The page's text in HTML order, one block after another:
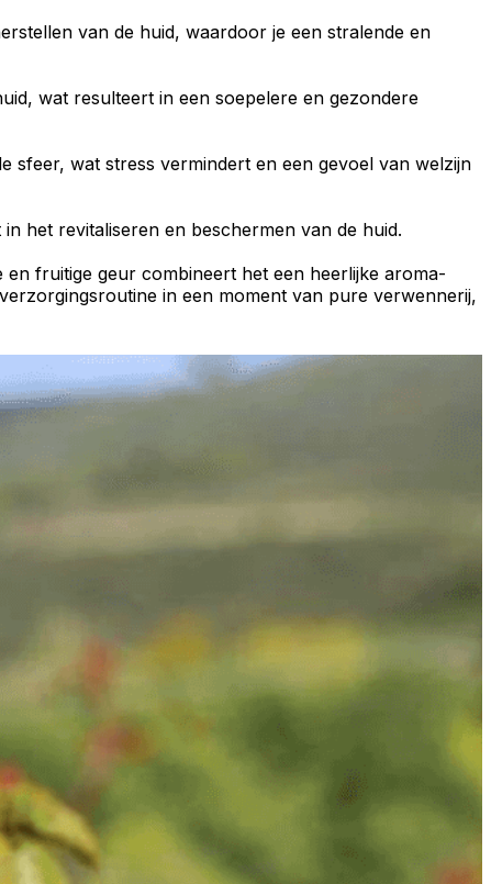
van de huid, waardoor je een stralende en
, wat resulteert in een soepelere en gezondere
sfeer, wat stress vermindert en een gevoel van welzijn
het revitaliseren en beschermen van de huid.
en fruitige geur combineert het een heerlijke aroma-
in een moment van pure verwennerij,